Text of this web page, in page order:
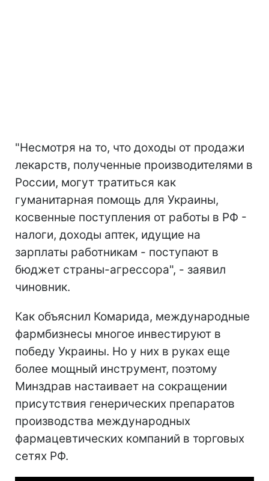
"Несмотря на то, что доходы от продажи
лекарств, полученные производителями в
России, могут тратиться как
гуманитарная помощь для Украины,
косвенные поступления от работы в РФ -
налоги, доходы аптек, идущие на
зарплаты работникам - поступают в
бюджет страны-агрессора", - заявил
чиновник.
Как объяснил Комарида, международные
фармбизнесы многое инвестируют в
победу Украины. Но у них в руках еще
более мощный инструмент, поэтому
Минздрав настаивает на сокращении
присутствия генерических препаратов
производства международных
фармацевтических компаний в торговых
сетях РФ.